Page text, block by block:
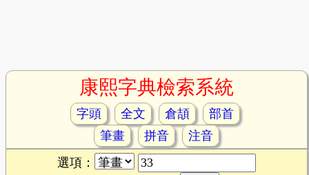
康熙字典檢索系統
字頭 全文 倉頡
部首
筆畫
拼音
注音
選項：